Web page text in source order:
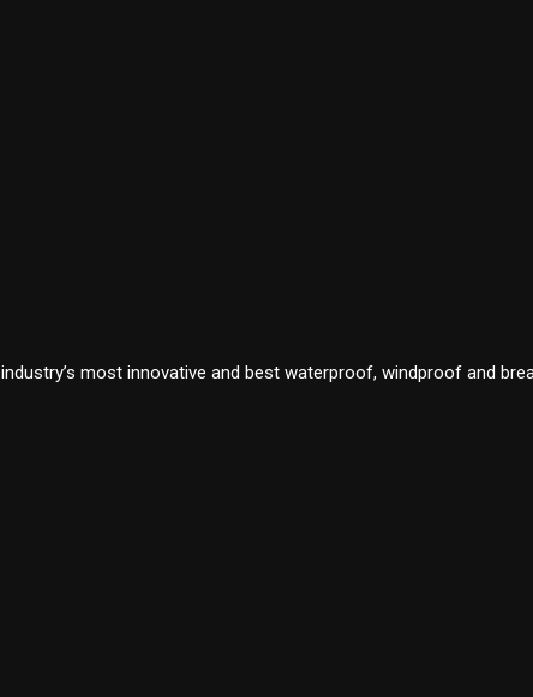
most innovative and best waterproof, windproof and